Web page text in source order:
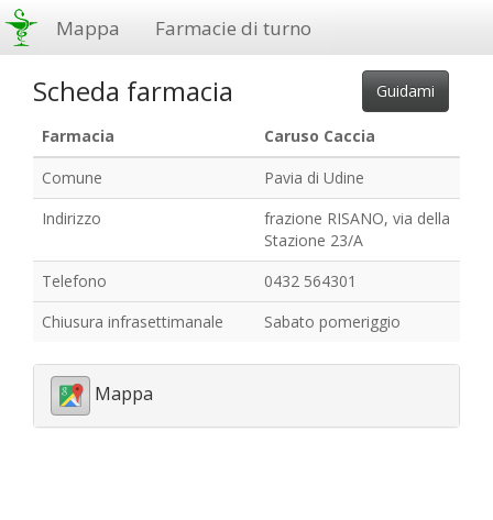
Mappa Farmacie di turno
Scheda farmacia
Farmacia
Caruso Caccia
Comune
Pavia di Udine
Indirizzo
frazione RISANO, via della
Stazione 23/A
Telefono
0432 564301
Chiusura infrasettimanale
Sabato pomeriggio
Mappa